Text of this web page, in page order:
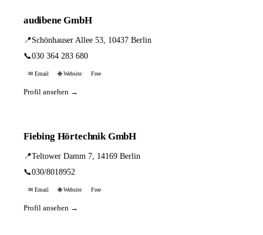
audibene GmbH
📍Schönhauser Allee 53, 10437 Berlin
📞030 364 283 680
✉ Email 🌐 Website Free
Profil ansehen →
Fiebing Hörtechnik GmbH
📍Teltower Damm 7, 14169 Berlin
📞030/8018952
✉ Email 🌐 Website Free
Profil ansehen →